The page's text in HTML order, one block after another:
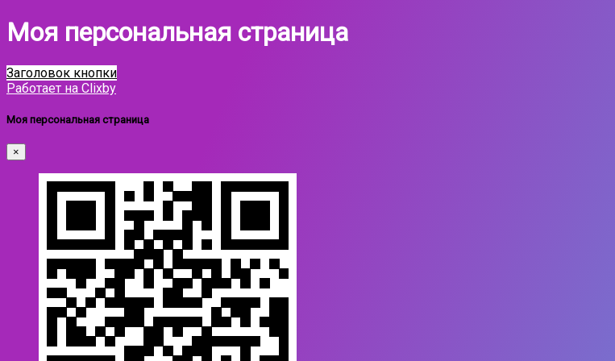
Моя персональная страница
Заголовок кнопки
Работает на Clixby
Моя персональная страница
×